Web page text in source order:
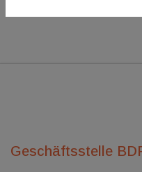
Geschäftsstelle